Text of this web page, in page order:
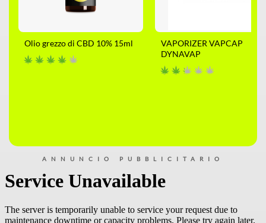
Olio grezzo di CBD 10% 15ml
VAPORIZER VAPCAP
DYNAVAP
ANNUNCIO PUBBLICITARIO